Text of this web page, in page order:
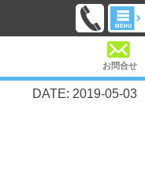
お問合せ
DATE: 2019-05-03